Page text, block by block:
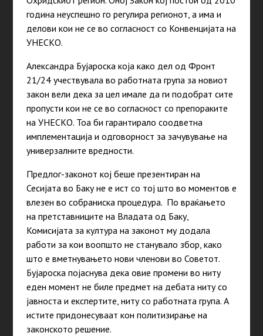
година неуспешно го регулира регионот, а има и
делови кои не се во согласност со Конвенцијата на
УНЕСКО.
Александра Бујароска која како дел од Фронт
21/24 учествувала во работната група за новиот
закон вели дека за цел имале да ги подобрат сите
пропусти кои не се во согласност со препораките
на УНЕСКО. Тоа би гарантирало соодветна
имплементација и одговорност за зачувување на
универзалните вредности.
Предлог-законот кој беше презентиран на
Сесијата во Баку не е ист со тој што во моментов е
влезен во собраниска процедура. По враќањето
на претставниците на Владата од Баку,
Комисијата за култура на законот му додала
работи за кои воопшто не станувало збор, како
што е вметнувањето нови членови во Советот.
Бујароска појаснува дека овие промени во ниту
еден момент не биле предмет на дебата ниту со
јавноста и експертите, ниту со работната група. А
истите придонесуваат кон политизирање на
законското решение.